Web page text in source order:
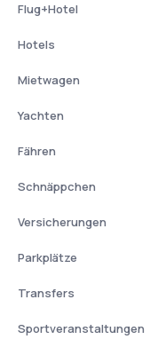
Flug+Hotel
Hotels
Mietwagen
Yachten
Fähren
Schnäppchen
Versicherungen
Parkplätze
Transfers
Sportveranstaltungen